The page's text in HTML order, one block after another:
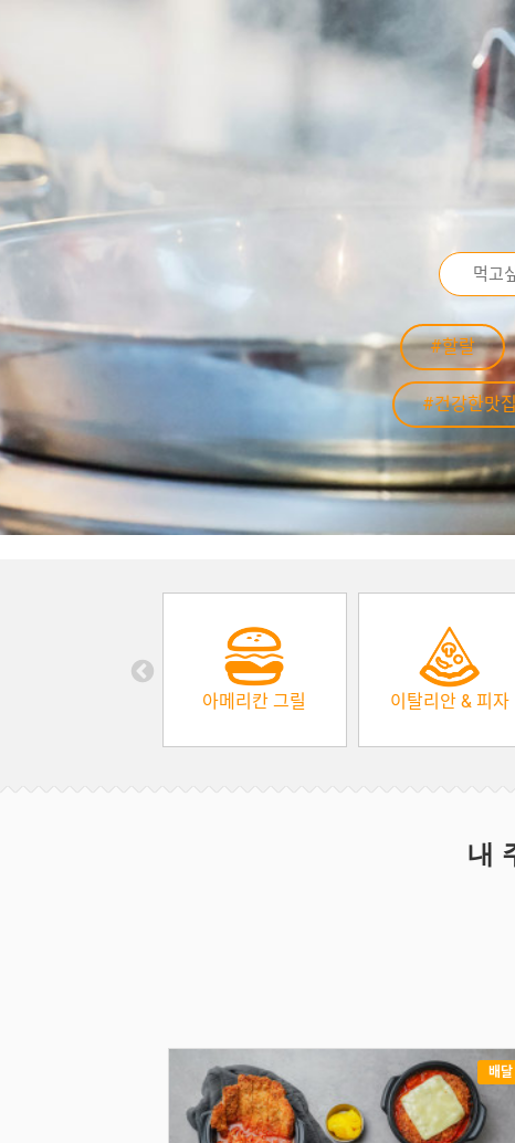
#할랄
#건강한맛집
아메리칸 그릴 이탈리안 & 피자
내
배달